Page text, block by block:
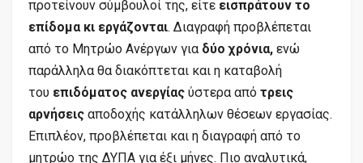
προτείνουν σύμβουλοί της, είτε εισπράτουν το
επίδομα κι εργάζονται. Διαγραφή προβλέπεται
από το Μητρώο Ανέργων για δύο χρόνια, ενώ
παράλληλα θα διακόπτεται και η καταβολή
του επιδόματος ανεργίας ύστερα από τρεις
αρνήσεις αποδοχής κατάλληλων θέσεων εργασίας.
Επιπλέον, προβλέπεται και η διαγραφή από το
μητρώο της ΔΥΠΑ για έξι μήνες. Πιο αναλυτικά,